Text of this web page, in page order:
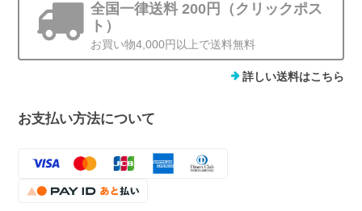
全国一律送料 200円（クリックポス
ト）
お買い物4,000円以上で送料無料
詳しい送料はこちら
お支払い方法について